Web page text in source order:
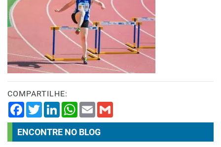
COMPARTILHE:
FacebookTwitterLinkedInWhatsApp
Email
ENCONTRE NO BLOG